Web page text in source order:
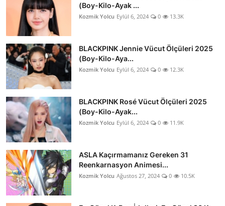
(Boy-Kilo-Ayak ...
Kozmik Yolcu Eylül 6, 2024 0 13.3K
BLACKPINK Jennie Vücut Ölçüleri 2025
(Boy-Kilo-Aya...
Kozmik Yolcu Eylül 6, 2024 0 12.3K
BLACKPINK Rosé Vücut Ölçüleri 2025
(Boy-Kilo-Ayak...
Kozmik Yolcu Eylül 6, 2024 0 11.9K
ASLA Kaçırmamanız Gereken 31
Reenkarnasyon Animesi...
Kozmik Yolcu Ağustos 27, 2024 0 10.5K